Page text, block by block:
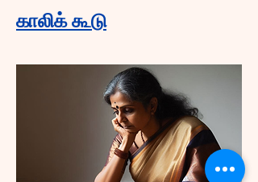
காலிக் கூடு